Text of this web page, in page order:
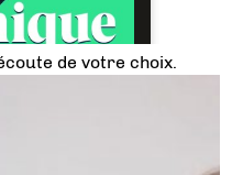
de votre choix.